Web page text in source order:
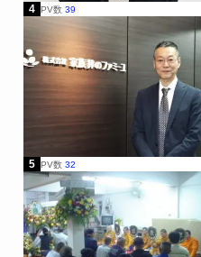
4 PV数 39
5 PV数 32